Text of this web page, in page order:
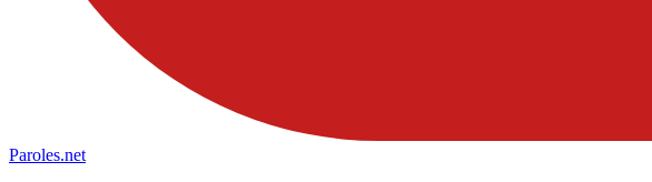
Paroles.net